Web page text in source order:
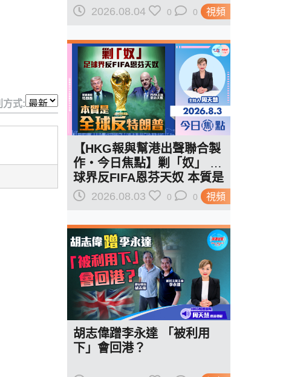
方式:
視頻
紅線訂規則
2026.08.04 0 0
視頻
【HKG報與幫港出聲聯合製
作‧今日焦點】剿「奴」 足
球界反FIFA恩芬天奴 本質是
全球反特朗普
2026.08.03 0 0
胡志偉蹭李永達 「被利用
下」會回港？